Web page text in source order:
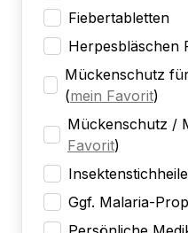
Fiebertabletten
Herpesbläschen
Mückenschutz
(mein Favorit)
Mückenschutz /
Favorit)
Ggf. Malaria-